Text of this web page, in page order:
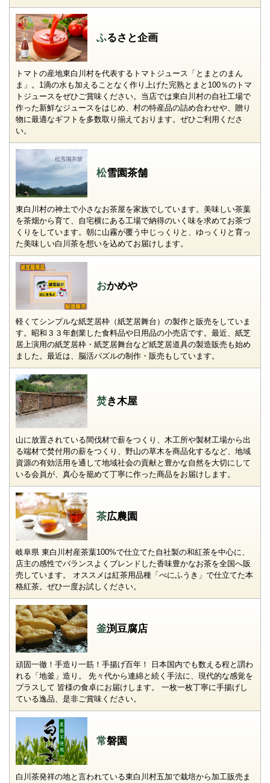
ふるさと企画
トマトの産地東白川村を代表するトマトジュース「とまとのまん
ま」。1滴の水も加えることなく作り上げた完熟とまと100％のトマ
トジュースをぜひご賞味ください。当店では東白川村の自社工場で
作った新鮮なジュースをはじめ、村の特産品の詰め合わせや、贈り
物に最適なギフトを多数取り揃えております。ぜひご利用くださ
い。
松雪園茶舗
東白川村の神土で小さなお茶屋を家族でしています。美味しい茶葉
を茶畑から育て、自宅横にある工場で納得のいく味を求めてお茶づ
くりをしています。朝に山霧が覆う中じっくりと、ゆっくりと育っ
た美味しい白川茶を想いを込めてお届けします。
おかめや
軽くてシンプルな紙芝居枠（紙芝居舞台）の製作と販売をしていま
す。昭和３３年創業した食料品や日用品の小売店です。最近、紙芝
居上演用の紙芝居枠・紙芝居舞台など紙芝居道具の製造販売も始め
ました。最近は、脳活パズルの制作・販売もしています。
焚き木屋
山に放置されている間伐材で薪をつくり、木工所や製材工場から出
る端材で焚付用の薪をつくり、野山の草木を商品化するなど、地域
資源の有効活用を通して地域社会の貢献と豊かな自然を大切にして
いる会員が、真心を籠めて丁寧に作った商品をお届けします。
茶広農園
岐阜県 東白川村産茶葉100%で仕立てた自社製の和紅茶を中心に、
店主の感性でバランスよくブレンドした香味豊かなお茶を全国へ販
売しています。 オススメは紅茶用品種「べにふうき」で仕立てた本
格紅茶。ぜひ一度お試しください。
釜渕豆腐店
頑固一徹！手造り一筋！手揚げ百年！ 日本国内でも数える程と謂わ
れる「地釜」造り。 先々代から連綿と続く手法に、現代的な感覚を
プラスして 皆様の食卓にお届けします。 一枚一枚丁寧に手揚げし
ている逸品、是非ご賞味ください。
常磐園
白川茶発祥の地と言われている東白川村五加で栽培から加工販売ま